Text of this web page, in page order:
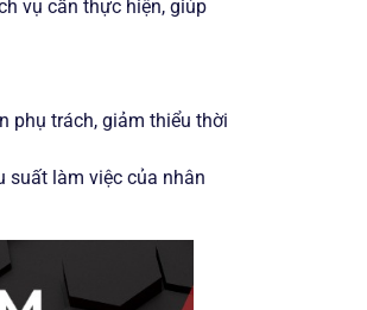
vụ cần thực hiện, giúp
phụ trách, giảm thiểu thời
suất làm việc của nhân